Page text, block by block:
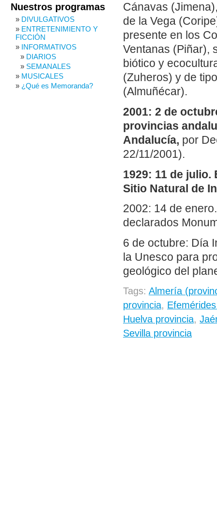
Cánavas
de la Vega
presente en los
Ventanas (Piñar),
biótico y
(Zuheros) y de
(Almuñécar).
2001: 2 de
provincias
Andalucía, por
22/11/2001).
1929: 11 de julio.
Sitio Natural de
2002: 14 de
declarados
6 de octubre: Día
la Unesco para
geológico del
Tags: Almería
provincia,
Huelva provincia,
Sevilla provincia
Nuestros programas
DIVULGATIVOS
ENTRETENIMIENTO Y
FICCIÓN
INFORMATIVOS
DIARIOS
SEMANALES
MUSICALES
¿Qué es Memoranda?